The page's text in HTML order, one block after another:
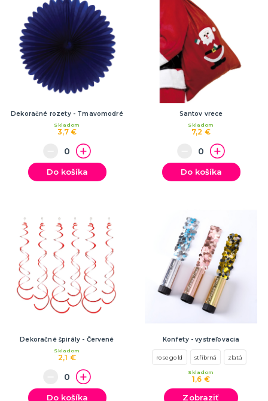
Dekoračné rozety - Tmavomodré
3,7 €
Skladom
Do košíka
Santov vrece
7,2 €
Skladom
Do košíka
Dekoračné špirály - Červené
2,1 €
Skladom
Do košíka
Konfety - vystreľovacia
rosegold stříbrná zlatá
1,6 €
Skladom
Zobraziť